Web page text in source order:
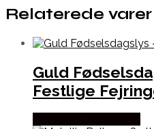
Relaterede varer
Guld
Festlige